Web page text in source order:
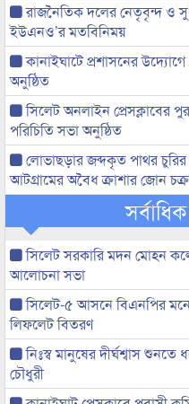
রাজনৈতিক দলের নেতৃবৃন্দ ও
ইউএনও’র মতবিনিময়
কানাইঘাটে প্রশাসনের
অনুষ্ঠিত
সিলেট অনলাইন প্রেসক্লাবের
পরিচিতি সভা অনুষ্ঠিত
লোভাছড়ার জব্দকৃত পাথর
আটগ্রামের অবৈধ ক্রাশার জোন চক্র
সিলেট সরকারি মদন মোহন
আলোচনা সভা
সিলেট-৫ আসনে বিএনপির
লিফলেট বিতরণ
নিঃস্ব মানুষের দীর্ঘশ্বাস
চৌধুরী